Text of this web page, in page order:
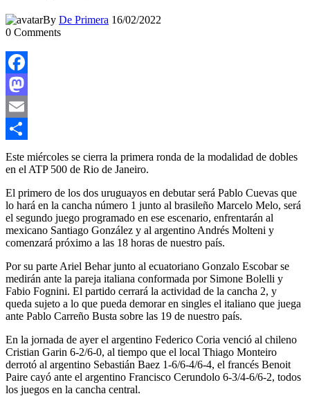
By De Primera 16/02/2022
0 Comments
Facebook
Mastodon
Email
Compartir
Este miércoles se cierra la primera ronda de la modalidad de dobles
en el ATP 500 de Rio de Janeiro.
El primero de los dos uruguayos en debutar será Pablo Cuevas que
lo hará en la cancha número 1 junto al brasileño Marcelo Melo, será
el segundo juego programado en ese escenario, enfrentarán al
mexicano Santiago González y al argentino Andrés Molteni y
comenzará próximo a las 18 horas de nuestro país.
Por su parte Ariel Behar junto al ecuatoriano Gonzalo Escobar se
medirán ante la pareja italiana conformada por Simone Bolelli y
Fabio Fognini. El partido cerrará la actividad de la cancha 2, y
queda sujeto a lo que pueda demorar en singles el italiano que juega
ante Pablo Carreño Busta sobre las 19 de nuestro país.
En la jornada de ayer el argentino Federico Coria venció al chileno
Cristian Garin 6-2/6-0, al tiempo que el local Thiago Monteiro
derrotó al argentino Sebastián Baez 1-6/6-4/6-4, el francés Benoit
Paire cayó ante el argentino Francisco Cerundolo 6-3/4-6/6-2, todos
los juegos en la cancha central.